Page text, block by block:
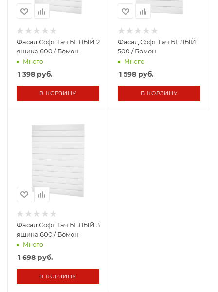
Фасад Софт Тач БЕЛЫЙ 2
ящика 600 / Бомон
Много
1 398 руб.
В КОРЗИНУ
Фасад Софт Тач БЕЛЫЙ
500 / Бомон
Много
1 598 руб.
В КОРЗИНУ
Фасад Софт Тач БЕЛЫЙ 3
ящика 600 / Бомон
Много
1 698 руб.
В КОРЗИНУ